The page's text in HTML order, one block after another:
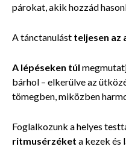
párokat, akik hozzád
A tánctanulást teljesen az
A lépéseken túl
bárhol – elkerülve az
tömegben, miközben
Foglalkozunk a helyes
ritmusérzéket a kezek és